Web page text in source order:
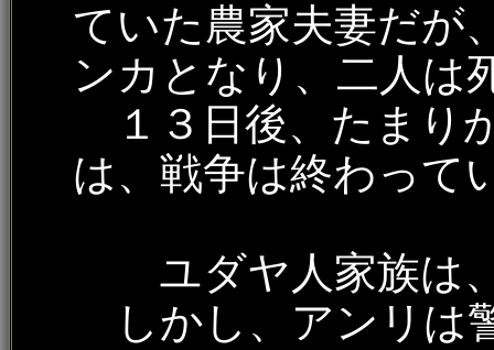
ていた農家夫妻だが
ンカとなり、二人は
１３日後、たまり
は、戦争は終わって
ユダヤ人家族は、
しかし、アンリは